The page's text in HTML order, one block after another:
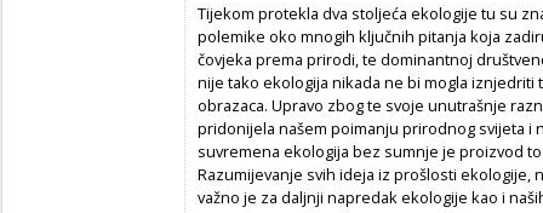
Tijekom protekla dva stoljeća ekologije tu su
polemike oko mnogih ključnih pitanja koja
čovjeka prema prirodi, te dominantnoj
nije tako ekologija nikada ne bi mogla
obrazaca. Upravo zbog te svoje unutrašnje
pridonijela našem poimanju prirodnog svijeta i
suvremena ekologija bez sumnje je proizvod
Razumijevanje svih ideja iz prošlosti
važno je za daljnji napredak ekologije kao i